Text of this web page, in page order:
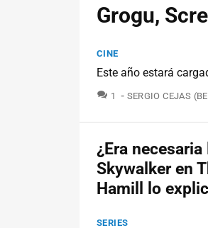
Grogu,
CINE
Este año estará
1 COMENTARIOS
SERGIO CEJAS
¿Era
Skywalker en
Hamill lo
SERIES